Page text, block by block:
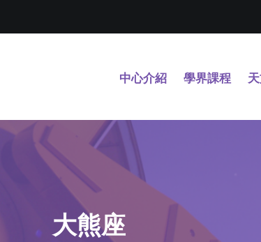
中心介紹 學界課程
大熊座